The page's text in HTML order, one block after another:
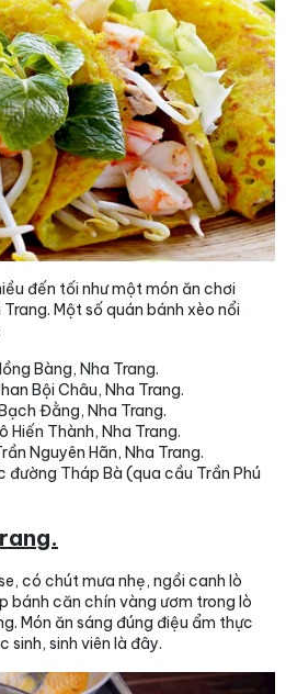
đến tối như một món ăn chơi
Một số quán bánh xèo nổi
Bàng, Nha Trang.
Bội Châu, Nha Trang.
Đằng, Nha Trang.
Hiến Thành, Nha Trang.
Nguyên Hãn, Nha Trang.
đường Tháp Bà (qua cầu Trần Phú
có chút mưa nhẹ, ngồi canh lò
bánh căn chín vàng ươm trong lò
Món ăn sáng đúng điệu ẩm thực
sinh, sinh viên là đây.